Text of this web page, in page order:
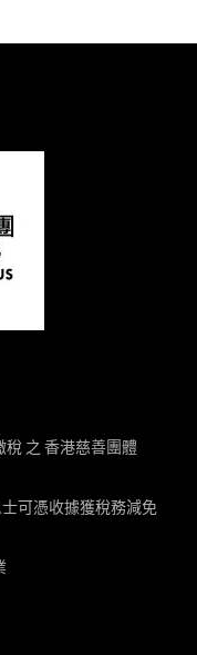
之 香港慈善團體
可憑收據獲稅務減免